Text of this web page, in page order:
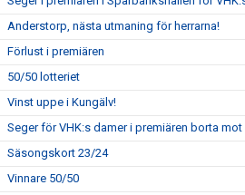
Anderstorp, nästa utmaning för herrarna!
Förlust i premiären
50/50 lotteriet
Vinst uppe i Kungälv!
Seger för VHK:s damer i premiären borta
Säsongskort 23/24
Vinnare 50/50